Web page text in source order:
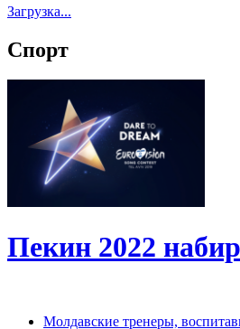
Загрузка...
Спорт
Пекин 2022
Молдавские тренеры,